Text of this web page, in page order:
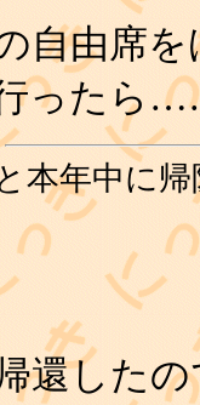
自由席
ったら
本年中に
還した